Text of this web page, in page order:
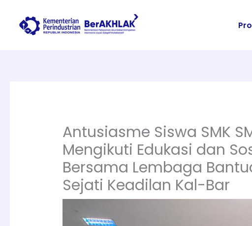
konten
Antusiasme Siswa SMK
Mengikuti Edukasi dan
Bersama Lembaga
Sejati Keadilan Kal-Bar